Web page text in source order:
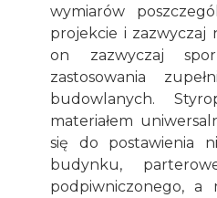
wymiarów
projekcie i zazwyczaj
on zazwyczaj
zastosowania
budowlanych.
materiałem
się do postawienia
budynku,
podpiwniczonego, a